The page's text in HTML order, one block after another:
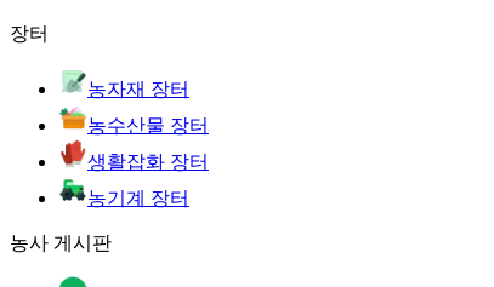
장터
농자재 장터
농수산물 장터
생활잡화 장터
농기계 장터
농사 게시판